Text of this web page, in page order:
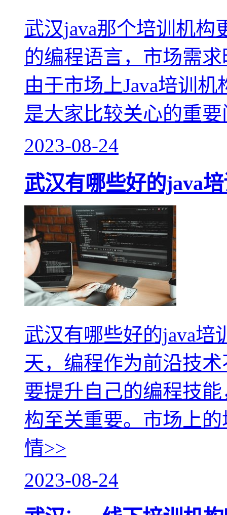
武汉java那个培训机构
的编程语言，市场需
由于市场上Java培训
是大家比较关心的重
2023-08-24
武汉有哪些好的java
武汉有哪些好的java培
天，编程作为前沿技
要提升自己的编程技
构至关重要。市场上
情>>
2023-08-24